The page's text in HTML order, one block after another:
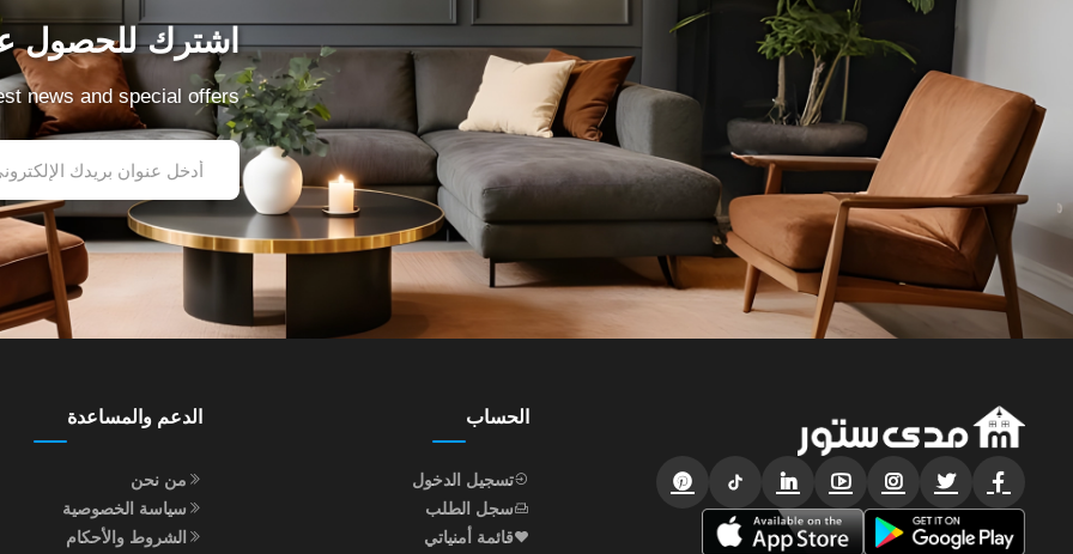
اشترك للحصول
news and special offers
الحساب
تسجيل الدخول
سجل الطلب
قائمة أمنياتي
الدعم والمساعدة
من نحن
سياسة الخصوصية
الشروط والأحكام